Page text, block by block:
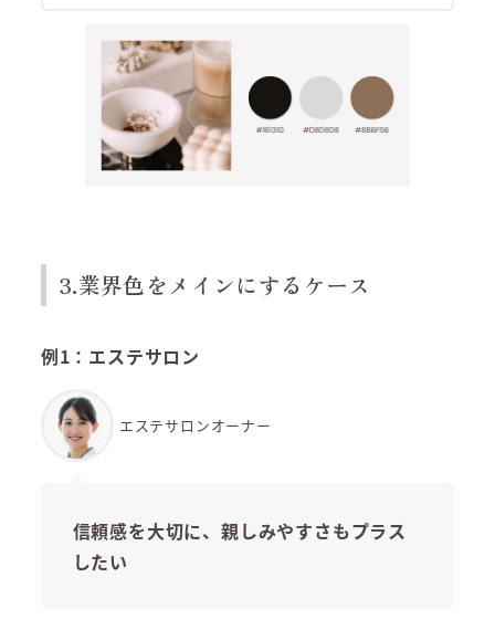
3.業界色をメインにするケース
例1：エステサロン
エステサロンオーナー
信頼感を大切に、親しみやすさもプラス
したい